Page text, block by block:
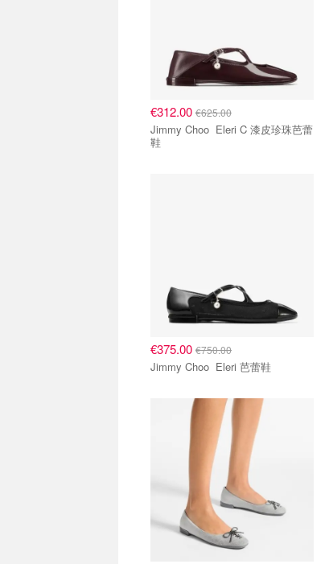
€312.00 €625.00
Jimmy Choo Eleri C 漆皮珍珠芭蕾
鞋
€375.00 €750.00
Jimmy Choo Eleri 芭蕾鞋